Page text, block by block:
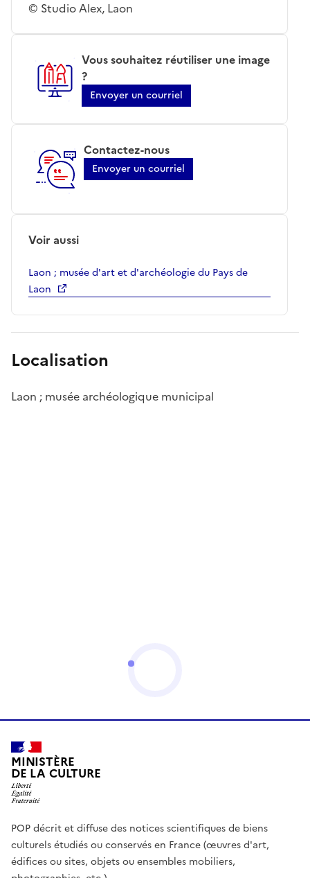
© Studio Alex, Laon
Vous souhaitez réutiliser une image
?
Envoyer un courriel
Contactez-nous
Envoyer un courriel
Voir aussi
Laon ; musée d'art et d'archéologie du Pays de
Laon
Localisation
Laon ; musée archéologique municipal
MINISTÈRE
DE LA CULTURE
POP décrit et diffuse des notices scientifiques de biens
culturels étudiés ou conservés en France (œuvres d'art,
édifices ou sites, objets ou ensembles mobiliers,